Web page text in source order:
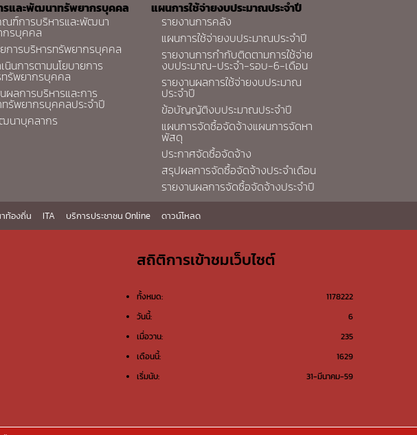
รและพัฒนาทรัพยากรบุคคล
ณฑ์การบริหารและพัฒนา
กรบุคคล
การบริหารทรัพยากรบุคคล
นินการตามนโยบายการ
ทรัพยากรบุคคล
ผลการบริหารและการ
รัพยากรบุคคลประจำปี
นาบุคลากร
แผนการใช้จ่ายงบประมาณประจำปี
รายงานการคลัง
แผนการใช้จ่ายงบประมาณประจำปี
รายงานการกำกับติดตามการใช้จ่าย
งบประมาณ-ประจำ-รอบ-6-เดือน
รายงานผลการใช้จ่ายงบประมาณ
ประจำปี
ข้อบัญญัติงบประมาณประจำปี
แผนการจัดซื้อจัดจ้างแผนการจัดหา
พัสดุ
ประกาศจัดซื้อจัดจ้าง
สรุปผลการจัดซื้อจัดจ้างประจำเดือน
รายงานผลการจัดซื้อจัดจ้างประจำปี
ท้องถิ่น ITA บริการประชาชน Online ดาวน์โหลด
สถิติการเข้าชมเว็บไซต์
1178222
ทั้งหมด:
6
วันนี้:
235
เมื่อวาน:
1629
เดือนนี้:
31-มีนาคม-59
เริ่มนับ: